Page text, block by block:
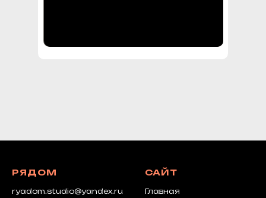
РЯДОМ
ryadom.studio@yandex.ru
САЙТ
Главная